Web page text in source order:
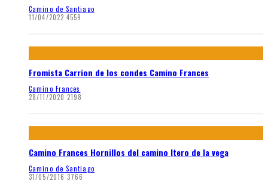
Camino de Santiago
11/04/2022 4559
Fromista Carrion de los condes Camino Frances
Camino Frances
28/11/2020 2198
Camino Frances Hornillos del camino Itero de la vega
Camino de Santiago
31/05/2016 3766